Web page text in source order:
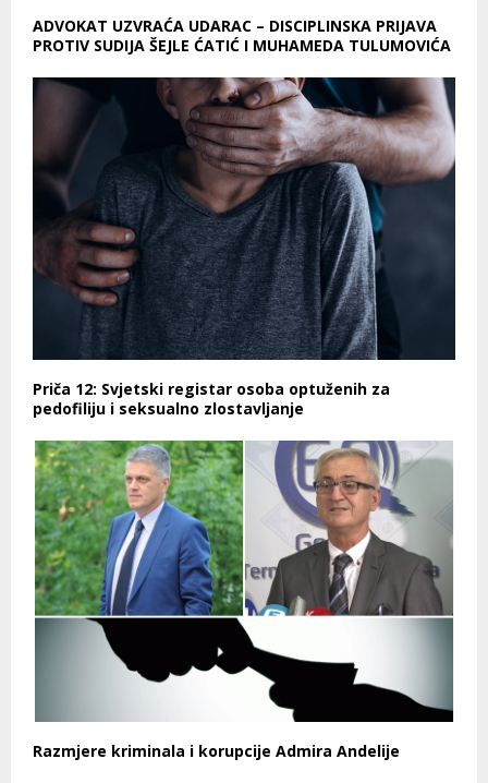
ADVOKAT UZVRAĆA UDARAC – DISCIPLINSKA PRIJAVA
PROTIV SUDIJA ŠEJLE ĆATIĆ I MUHAMEDA TULUMOVIĆA
Priča 12: Svjetski registar osoba optuženih za
pedofiliju i seksualno zlostavljanje
Razmjere kriminala i korupcije Admira Andelije